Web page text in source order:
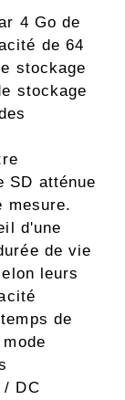
4 Go de
de 64
stockage
stockage
SD atténue
mesure.
d'une
de vie
leurs
de
/ DC